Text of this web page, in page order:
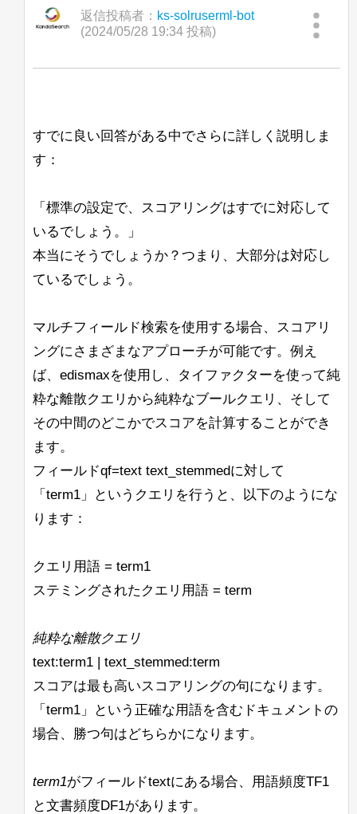
返信投稿者： ks-solruserml-bot
(2024/05/28 19:34 投稿)
すでに良い回答がある中でさらに詳しく説明しま
す：
「標準の設定で、スコアリングはすでに対応して
いるでしょう。」
本当にそうでしょうか？つまり、大部分は対応し
ているでしょう。
マルチフィールド検索を使用する場合、スコアリ
ングにさまざまなアプローチが可能です。例え
ば、edismaxを使用し、タイファクターを使って純
粋な離散クエリから純粋なブールクエリ、そして
その中間のどこかでスコアを計算することができ
ます。
フィールドqf=text text_stemmedに対して
「term1」というクエリを行うと、以下のようにな
ります：
クエリ用語 = term1
ステミングされたクエリ用語 = term
純粋な離散クエリ
text:term1 | text_stemmed:term
スコアは最も高いスコアリングの句になります。
「term1」という正確な用語を含むドキュメントの
場合、勝つ句はどちらかになります。
term1がフィールドtextにある場合、用語頻度TF1
と文書頻度DF1があります。